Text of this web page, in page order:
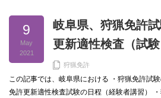
9
May
2021
岐阜県、狩猟免許
更新適性検査（試
狩猟免許
この記事では、岐阜県における ・狩猟免許試
免許更新適性検査試験の日程（経験者講習）